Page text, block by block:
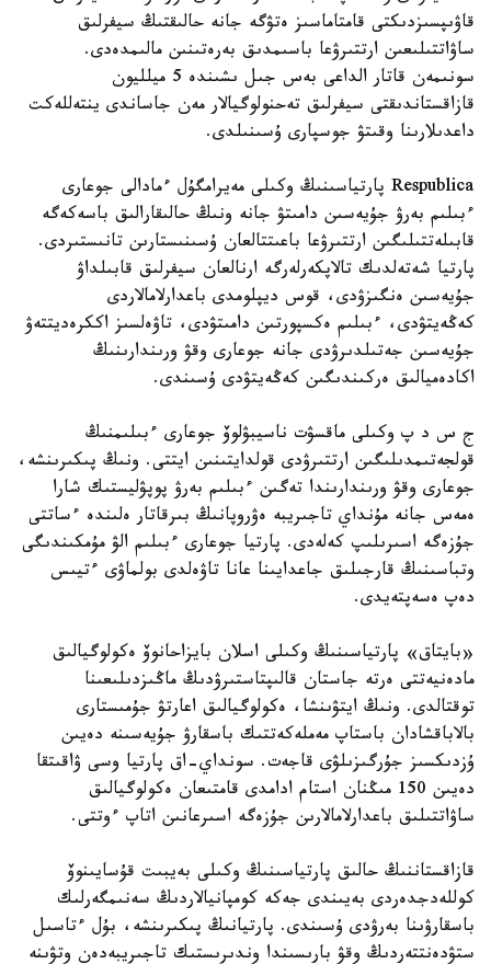
قاۋىپسىزدىكتى قامتاماسىز ەتۋگە جانە حالىقتىڭ سيفرلىق
ساۋاتتىلىعىن ارتتىرۋعا باسىمدىق بەرەتىنىن مالىمدەدى.
سونىمەن قاتار الداعى بەس جىل ىشىندە 5 ميلليون
قازاقستاندىقتى سيفرلىق تەحنولوگيالار مەن جاساندى ينتەللەكت
داعدىلارىنا وقىتۋ جوسپارى ۇسىنىلدى.
Respublica پارتياسىنىڭ وكىلى مەيرامگۇل ءمادالى جوعارى
ءبىلىم بەرۋ جۇيەسىن دامىتۋ جانە ونىڭ حالىقارالىق باسەكەگە
قابىلەتتىلىگىن ارتتىرۋعا باعىتتالعان ۇسىنىستارىن تانىستىردى.
پارتيا شەتەلدىك تالاپكەرلەرگە ارنالعان سيفرلىق قابىلداۋ
جۇيەسىن ەنگىزۋدى، قوس ديپلومدى باعدارلامالاردى
كەڭەيتۋدى، ءبىلىم ەكسپورتىن دامىتۋدى، تاۋەلسىز اككرەديتتەۋ
جۇيەسىن جەتىلدىرۋدى جانە جوعارى وقۋ ورىندارىنىڭ
اكادەميالىق ەركىندىگىن كەڭەيتۋدى ۇسىندى.
ج س د پ وكىلى ماقسۋت ناسيبۋلوۆ جوعارى ءبىلىمنىڭ
قولجەتىمدىلىگىن ارتتىرۋدى قولدايتىنىن ايتتى. ونىڭ پىكىرىنشە،
جوعارى وقۋ ورىندارىندا تەگىن ءبىلىم بەرۋ پوپۋليستىك شارا
ەمەس جانە مۇنداي تاجىريبە ەۋروپانىڭ بىرقاتار ەلىندە ءساتتى
جۇزەگە اسىرىلىپ كەلەدى. پارتيا جوعارى ءبىلىم الۋ مۇمكىندىگى
وتباسىنىڭ قارجىلىق جاعدايىنا عانا تاۋەلدى بولماۋى ءتيىس
دەپ ەسەپتەيدى.
«بايتاق» پارتياسىنىڭ وكىلى اسلان بايزاحانوۆ ەكولوگيالىق
مادەنيەتتى ەرتە جاستان قالىپتاستىرۋدىڭ ماڭىزدىلىعىنا
توقتالدى. ونىڭ ايتۋىنشا، ەكولوگيالىق اعارتۋ جۇمىستارى
بالاباقشادان باستاپ مەملەكەتتىك باسقارۋ جۇيەسىنە دەيىن
ۇزدىكسىز جۇرگىزىلۋى قاجەت. سونداي-اق پارتيا وسى ۋاقىتقا
دەيىن 150 مىڭنان استام ادامدى قامتىعان ەكولوگيالىق
ساۋاتتىلىق باعدارلامالارىن جۇزەگە اسىرعانىن اتاپ ءوتتى.
قازاقستاننىڭ حالىق پارتياسىنىڭ وكىلى بەيبىت قۇسايىنوۆ
كوللەدجدەردى بەيىندى جەكە كومپانيالاردىڭ سەنىمگەرلىك
باسقارۋىنا بەرۋدى ۇسىندى. پارتيانىڭ پىكىرىنشە، بۇل ءتاسىل
ستۋدەنتتەردىڭ وقۋ بارىسىندا وندىرىستىك تاجىريبەدەن وتۋىنە